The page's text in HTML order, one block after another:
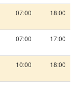
07:00 18:00
07:00 17:00
10:00 18:00